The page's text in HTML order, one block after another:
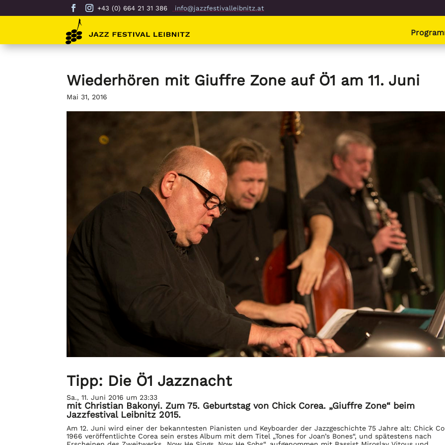
+43 (0) 664 21 31 386 info@jazzfestivalleibnitz.at
Wiederhören mit Giuffre Zone auf Ö1 am 11. Juni
Mai 31, 2016
Tipp: Die Ö1 Jazznacht
Sa., 11. Juni 2016 um 23:33
mit Christian Bakonyi. Zum 75. Geburtstag von Chick Corea. „Giuffre Zone“ beim
Jazzfestival Leibnitz 2015.
Am 12. Juni wird einer der bekanntesten Pianisten und Keyboarder der Jazzgeschichte 75 Jahre alt: Chick
1966 veröffentlichte Corea sein erstes Album mit dem Titel „Tones for Joan’s Bones“, und spätestens nach